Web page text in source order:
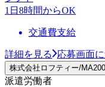
1日8時間からOK
交通費支給
詳細を見る 応募画面
株式会社ロフティー/
派遣労働者